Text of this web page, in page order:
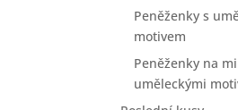
Peněženky s
motivem
Peněženky na
uměleckými